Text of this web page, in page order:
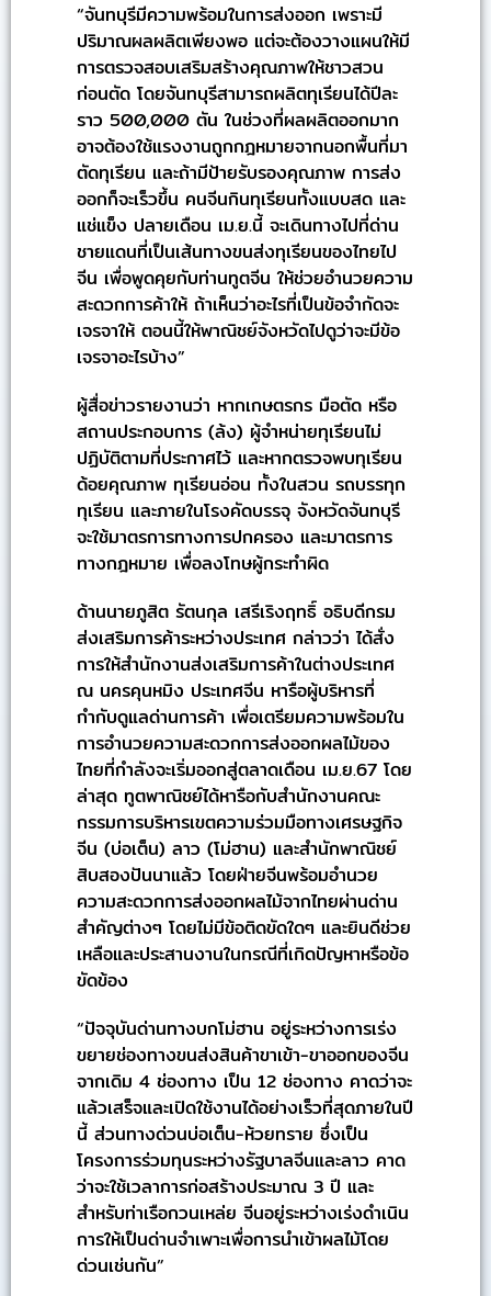
“จันทบุรีมีความพร้อมในการส่งออก เพราะมี
ปริมาณผลผลิตเพียงพอ แต่จะต้องวางแผนให้มี
การตรวจสอบเสริมสร้างคุณภาพให้ชาวสวน
ก่อนตัด โดยจันทบุรีสามารถผลิตทุเรียนได้ปีละ
ราว 500,000 ตัน ในช่วงที่ผลผลิตออกมาก
อาจต้องใช้แรงงานถูกกฎหมายจากนอกพื้นที่มา
ตัดทุเรียน และถ้ามีป้ายรับรองคุณภาพ การส่ง
ออกก็จะเร็วขึ้น คนจีนกินทุเรียนทั้งแบบสด และ
แช่แข็ง ปลายเดือน เม.ย.นี้ จะเดินทางไปที่ด่าน
ชายแดนที่เป็นเส้นทางขนส่งทุเรียนของไทยไป
จีน เพื่อพูดคุยกับท่านทูตจีน ให้ช่วยอำนวยความ
สะดวกการค้าให้ ถ้าเห็นว่าอะไรที่เป็นข้อจำกัดจะ
เจรจาให้ ตอนนี้ให้พาณิชย์จังหวัดไปดูว่าจะมีข้อ
เจรจาอะไรบ้าง”
ผู้สื่อข่าวรายงานว่า หากเกษตรกร มือตัด หรือ
สถานประกอบการ (ล้ง) ผู้จำหน่ายทุเรียนไม่
ปฏิบัติตามที่ประกาศไว้ และหากตรวจพบทุเรียน
ด้อยคุณภาพ ทุเรียนอ่อน ทั้งในสวน รถบรรทุก
ทุเรียน และภายในโรงคัดบรรจุ จังหวัดจันทบุรี
จะใช้มาตรการทางการปกครอง และมาตรการ
ทางกฎหมาย เพื่อลงโทษผู้กระทำผิด
ด้านนายภูสิต รัตนกุล เสรีเริงฤทธิ์ อธิบดีกรม
ส่งเสริมการค้าระหว่างประเทศ กล่าวว่า ได้สั่ง
การให้สำนักงานส่งเสริมการค้าในต่างประเทศ
ณ นครคุนหมิง ประเทศจีน หารือผู้บริหารที่
กำกับดูแลด่านการค้า เพื่อเตรียมความพร้อมใน
การอำนวยความสะดวกการส่งออกผลไม้ของ
ไทยที่กำลังจะเริ่มออกสู่ตลาดเดือน เม.ย.67 โดย
ล่าสุด ทูตพาณิชย์ได้หารือกับสำนักงานคณะ
กรรมการบริหารเขตความร่วมมือทางเศรษฐกิจ
จีน (บ่อเต็น) ลาว (โม่ฮาน) และสำนักพาณิชย์
สิบสองปันนาแล้ว โดยฝ่ายจีนพร้อมอำนวย
ความสะดวกการส่งออกผลไม้จากไทยผ่านด่าน
สำคัญต่างๆ โดยไม่มีข้อติดขัดใดๆ และยินดีช่วย
เหลือและประสานงานในกรณีที่เกิดปัญหาหรือข้อ
ขัดข้อง
“ปัจจุบันด่านทางบกโม่ฮาน อยู่ระหว่างการเร่ง
ขยายช่องทางขนส่งสินค้าขาเข้า-ขาออกของจีน
จากเดิม 4 ช่องทาง เป็น 12 ช่องทาง คาดว่าจะ
แล้วเสร็จและเปิดใช้งานได้อย่างเร็วที่สุดภายในปี
นี้ ส่วนทางด่วนบ่อเต็น-ห้วยทราย ซึ่งเป็น
โครงการร่วมทุนระหว่างรัฐบาลจีนและลาว คาด
ว่าจะใช้เวลาการก่อสร้างประมาณ 3 ปี และ
สำหรับท่าเรือกวนเหล่ย จีนอยู่ระหว่างเร่งดำเนิน
การให้เป็นด่านจำเพาะเพื่อการนำเข้าผลไม้โดย
ด่วนเช่นกัน”